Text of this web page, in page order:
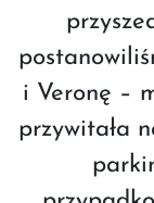
i Veronę –
przywitała